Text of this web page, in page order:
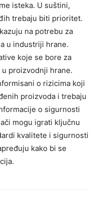
isteka. U suštini,
trebaju biti prioritet.
na potrebu za
u industriji hrane.
koje se bore za
proizvodnji hrane.
o rizicima koji
proizvoda i trebaju
o sigurnosti
mogu igrati ključnu
kvalitete i sigurnosti
kako bi se